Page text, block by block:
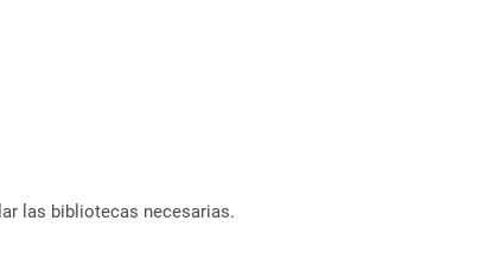
las bibliotecas necesarias.